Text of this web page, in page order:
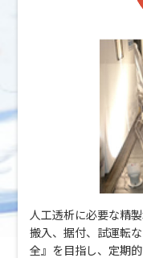
人工透析に必要な精
搬入、据付、試運転
全』を目指し、定期